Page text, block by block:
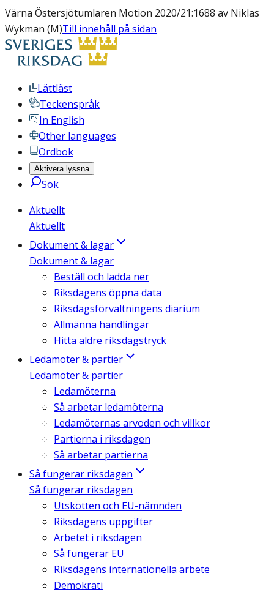
Värna Östersjötumlaren Motion 2020/21:1688 av Niklas
Wykman (M)Till innehåll på sidan
Lättläst
Teckenspråk
In English
Other languages
Ordbok
Aktivera lyssna
Sök
Aktuellt
Aktuellt
Dokument & lagar
Dokument & lagar
Beställ och ladda ner
Riksdagens öppna data
Riksdagsförvaltningens diarium
Allmänna handlingar
Hitta äldre riksdagstryck
Ledamöter & partier
Ledamöter & partier
Ledamöterna
Så arbetar ledamöterna
Ledamöternas arvoden och villkor
Partierna i riksdagen
Så arbetar partierna
Så fungerar riksdagen
Så fungerar riksdagen
Utskotten och EU-nämnden
Riksdagens uppgifter
Arbetet i riksdagen
Så fungerar EU
Riksdagens internationella arbete
Demokrati